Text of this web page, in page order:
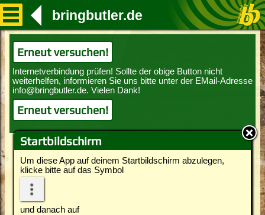
Startbildschirm
Um diese App auf deinem Startbildschirm abzulegen,
klicke bitte auf das Symbol
und danach auf
bringbutler.de
Erneut versuchen!
Erneut versuchen!